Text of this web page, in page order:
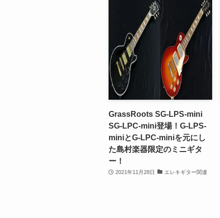
GrassRoots SG-LPS-mini
SG-LPC-mini登場！G-LPS-
miniとG-LPC-miniを元にし
た島村楽器限定のミニギタ
ー！
2021年11月28日 エレキギター関連